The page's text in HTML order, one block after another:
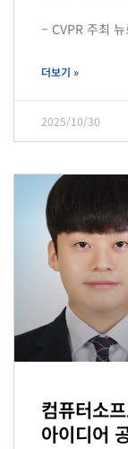
– CVPR 주최
더보기 »
2025/10/30
컴퓨터소
아이디어